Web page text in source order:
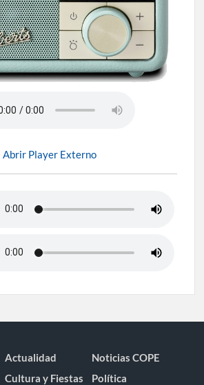
Abrir Player Externo
Actualidad
Noticias COPE
Cultura y Fiestas Política